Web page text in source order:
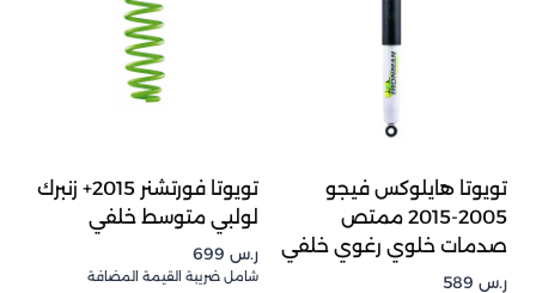
تويوتا هايلوكس فيجو
2005-2015 ممتص
صدمات خلوي رغوي خلفي
ر.س
تويوتا فورتشنر 2015+ زنبرك
لولبي متوسط خلفي
ر.س
شامل ضريبة القيمة المضافة